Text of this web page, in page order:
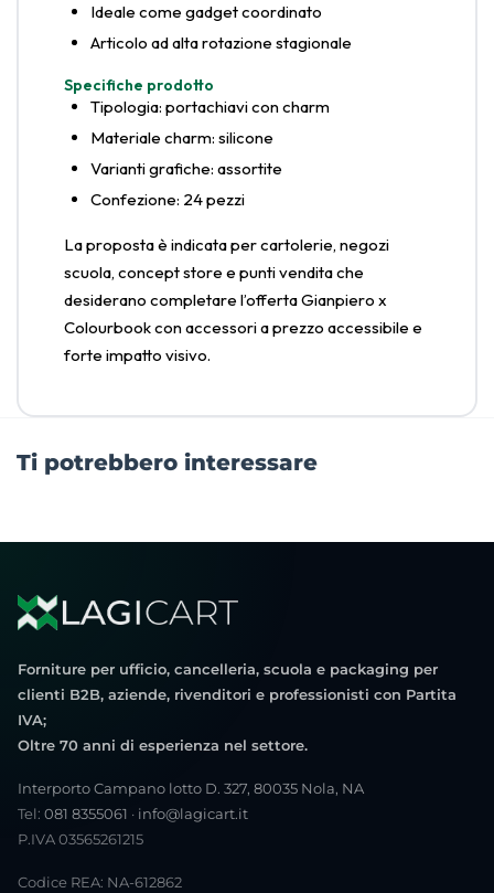
Ideale come gadget coordinato
Articolo ad alta rotazione stagionale
Specifiche prodotto
Tipologia: portachiavi con charm
Materiale charm: silicone
Varianti grafiche: assortite
Confezione: 24 pezzi
La proposta è indicata per cartolerie, negozi
scuola, concept store e punti vendita che
desiderano completare l’offerta Gianpiero x
Colourbook con accessori a prezzo accessibile e
forte impatto visivo.
Ti potrebbero interessare
Forniture per ufficio, cancelleria, scuola e packaging per
clienti B2B, aziende, rivenditori e professionisti con Partita
IVA;
Oltre 70 anni di esperienza nel settore.
Interporto Campano lotto D. 327, 80035 Nola, NA
Tel: 081 8355061 · info@lagicart.it
P.IVA 03565261215
Codice REA: NA-612862